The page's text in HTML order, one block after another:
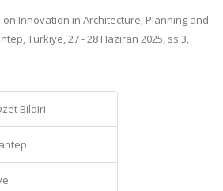
Innovation in Architecture, Planning and
Türkiye, 27 - 28 Haziran 2025, ss.3,
Bildiri